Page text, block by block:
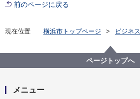
前のページに戻る
現在位置 横浜市トップページ ビジネス
【終了しました】【公募型プロ
年度横浜型プロボノ事業業務委託
ページトップへ
メニュー